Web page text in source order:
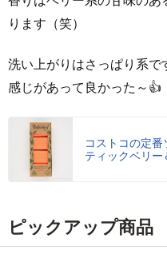
ります（笑）
洗い上がりはさっぱり系で
感じがあって良かった～👍
コストコの定
ティックベリー
ピックアップ商品